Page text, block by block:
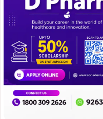
अपने संबोधन में कहा कि पुरे
जयंती को शिक्षक दिवस के रूप
त्योहार की तरह मना कर अपने